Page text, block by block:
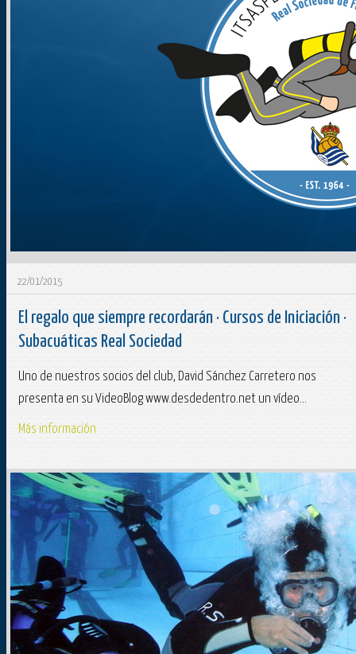
22/01/2015
El regalo que siempre recordarán · Cursos de Iniciación ·
Subacuáticas Real Sociedad
Uno de nuestros socios del club, David Sánchez Carretero nos
presenta en su VideoBlog www.desdedentro.net un vídeo...
Más información